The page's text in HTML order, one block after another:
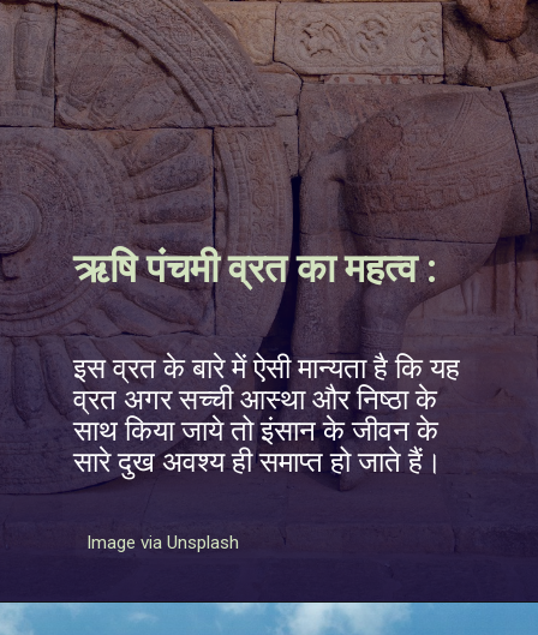
इस व्रत के बारे में ऐसी मान्यता है कि यह
व्रत अगर सच्ची आस्था और निष्ठा के
साथ किया जाये तो इंसान के जीवन के
सारे दुख अवश्य ही समाप्त हो जाते हैं।
ऋषि पंचमी व्रत का महत्व :
Image via Unsplash